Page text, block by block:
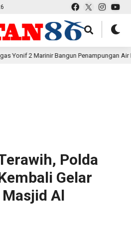
Bangun Penampungan Air Bersama
Polda
Gelar
Al